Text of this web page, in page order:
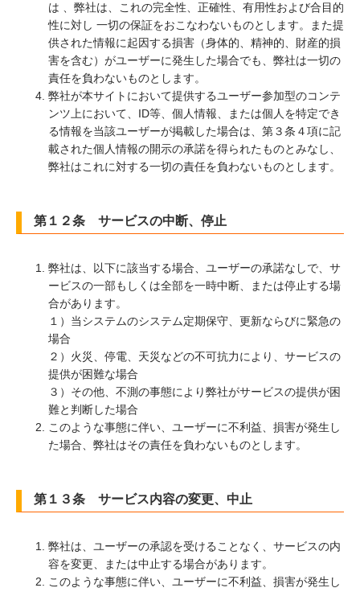
は 、弊社は、これの完全性、正確性、有用性および合目的
性に対し 一切の保証をおこなわないものとします。また提
供された情報に起因する損害（身体的、精神的、財産的損
害を含む）がユーザーに発生した場合でも、弊社は一切の
責任を負わないものとします。
弊社が本サイトにおいて提供するユーザー参加型のコンテ
ンツ上において、ID等、個人情報、または個人を特定でき
る情報を当該ユーザーが掲載した場合は、第３条４項に記
載された個人情報の開示の承諾を得られたものとみなし、
弊社はこれに対する一切の責任を負わないものとします。
第１２条 サービスの中断、停止
弊社は、以下に該当する場合、ユーザーの承諾なしで、サ
ービスの一部もしくは全部を一時中断、または停止する場
合があります。
１）当システムのシステム定期保守、更新ならびに緊急の
場合
２）火災、停電、天災などの不可抗力により、サービスの
提供が困難な場合
３）その他、不測の事態により弊社がサービスの提供が困
難と判断した場合
このような事態に伴い、ユーザーに不利益、損害が発生し
た場合、弊社はその責任を負わないものとします。
第１３条 サービス内容の変更、中止
弊社は、ユーザーの承認を受けることなく、サービスの内
容を変更、または中止する場合があります。
このような事態に伴い、ユーザーに不利益、損害が発生し